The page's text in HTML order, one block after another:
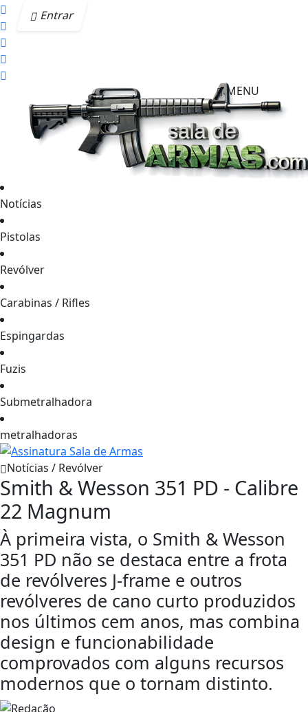
Entrar
MENU
Notícias
Pistolas
Revólver
Carabinas / Rifles
Espingardas
Fuzis
Submetralhadora
metralhadoras
Notícias / Revólver
Smith & Wesson 351 PD - Calibre
22 Magnum
À primeira vista, o Smith & Wesson
351 PD não se destaca entre a frota
de revólveres J-frame e outros
revólveres de cano curto produzidos
nos últimos cem anos, mas combina
design e funcionabilidade
comprovados com alguns recursos
modernos que o tornam distinto.